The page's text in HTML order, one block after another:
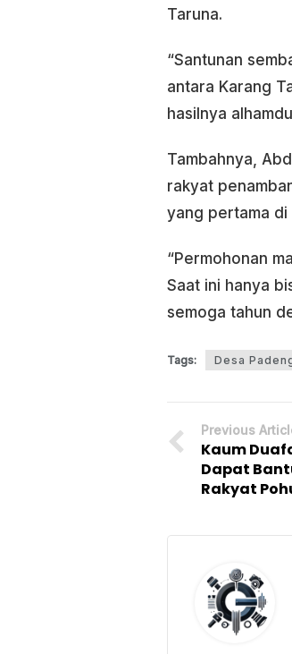
Taruna.
“Santunan
antara Karang
hasilnya
Tambahnya,
rakyat
yang pertama di
“Permohonan
Saat ini hanya
semoga tahun
Tags: Desa
Previous
Kaum
Dapat
Rakyat